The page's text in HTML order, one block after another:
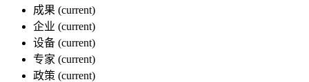
成果 (current)
企业 (current)
设备 (current)
专家 (current)
政策 (current)